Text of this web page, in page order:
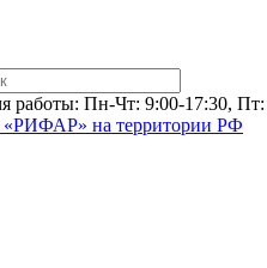
работы: Пн-Чт: 9:00-17:30, Пт:
«РИФАР» на территории РФ